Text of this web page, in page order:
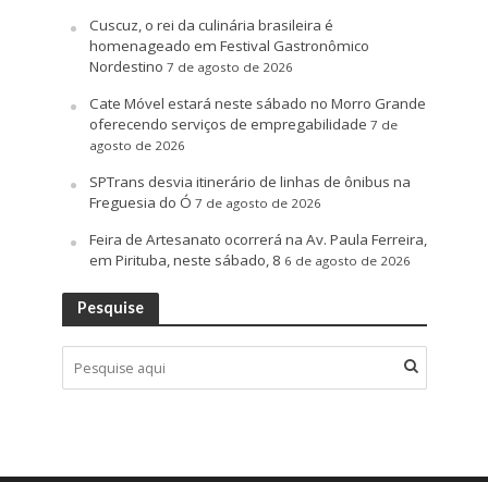
Cuscuz, o rei da culinária brasileira é
homenageado em Festival Gastronômico
Nordestino 7 de agosto de 2026
Cate Móvel estará neste sábado no Morro Grande
oferecendo serviços de empregabilidade 7 de
agosto de 2026
SPTrans desvia itinerário de linhas de ônibus na
Freguesia do Ó 7 de agosto de 2026
Feira de Artesanato ocorrerá na Av. Paula Ferreira,
em Pirituba, neste sábado, 8 6 de agosto de 2026
Pesquise